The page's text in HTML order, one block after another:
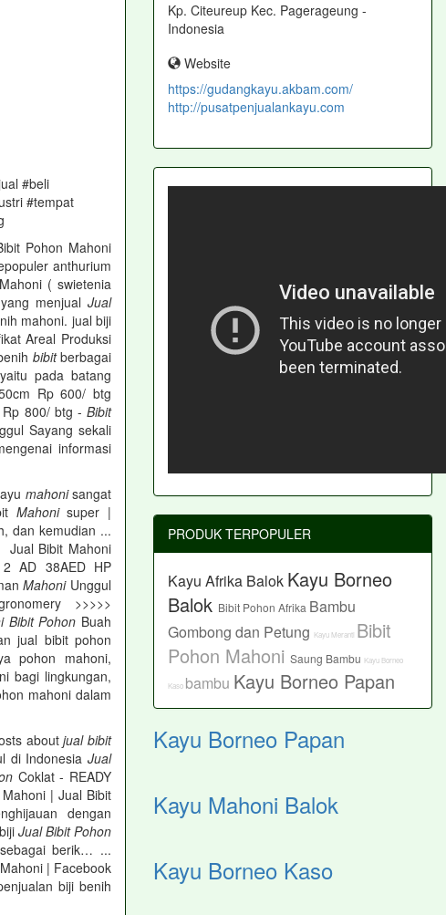
#beli
#tempat
Pohon Mahoni
anthurium
( swietenia
menjual Jual
mahoni. jual biji
Areal Produksi
bibitberbagai
pada batang
Rp 600/ btg
Rp 800/ btg -Bibit
Sayang sekali
informasi
mahonisangat
Mahonisuper |
dan kemudian ...
Bibit Mahoni
AD 38AED HP
MahoniUnggul
>>>>>
Bibit Pohon Buah
jual bibit pohon
pohon mahoni,
bagi lingkungan,
mahoni dalam
aboutjual bibit
di Indonesia Jual
Coklat - READY
| Jual Bibit
dengan
Jual Bibit Pohon
berik… ...
| Facebook
biji benih
Kp. Citeureup Kec. Pagerageung -
Indonesia
Website
https://gudangkayu.akbam.com/
http://pusatpenjualankayu.com
PRODUK TERPOPULER
Kayu Afrika Balok Kayu Borneo
Balok Bibit Pohon Afrika Bambu
Gombong dan Petung Kayu Meranti Bibit
Pohon Mahoni Saung Bambu Kayu Borneo
Kaso bambu Kayu Borneo Papan
Kayu Borneo Papan
Kayu Mahoni Balok
Kayu Borneo Kaso